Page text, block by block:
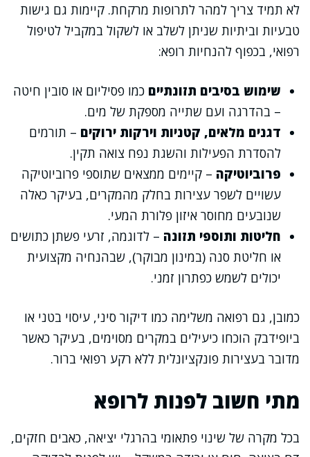
לא תמיד צריך למהר לתרופות מרקחת. קיימות גם גישות
טבעיות וביתיות שניתן לשלב או לשקול במקביל לטיפול
רפואי, בכפוף להנחיות רופא:
שימוש בסיבים תזונתיים כמו פסיליום או סובין חיטה
– בהדרגה ועם שתייה מספקת של מים.
דגנים מלאים, קטניות וירקות ירוקים – תורמים
להסדרת הפעילות והשגת נפח צואה תקין.
פרוביוטיקה – קיימים ממצאים שתוספי פרוביוטיקה
עשויים לשפר עצירות בחלק מהמקרים, בעיקר כאלה
שנובעים מחוסר איזון פלורת המעי.
חליטות ותוספי תזונה – לדוגמה, זרעי פשתן כתושים
או חליטת סנה (במינון מבוקר), שבהנחיה מקצועית
יכולים לשמש כפתרון זמני.
כמובן, גם רפואה משלימה כמו דיקור סיני, עיסוי בטני או
ביופידבק הוכחו כיעילים במקרים מסוימים, בעיקר כאשר
מדובר בעצירות פונקציונלית ללא רקע רפואי ברור.
מתי חשוב לפנות לרופא
בכל מקרה של שינוי פתאומי בהרגלי יציאה, כאבים חזקים,